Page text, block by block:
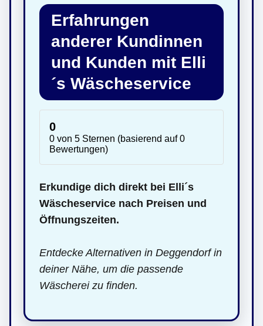
Erfahrungen
anderer Kundinnen
und Kunden mit Elli
´s Wäscheservice
0
0 von 5 Sternen (basierend auf 0
Bewertungen)
Erkundige dich direkt bei Elli´s
Wäscheservice nach Preisen und
Öffnungszeiten.
Entdecke Alternativen in Deggendorf in
deiner Nähe, um die passende
Wäscherei zu finden.